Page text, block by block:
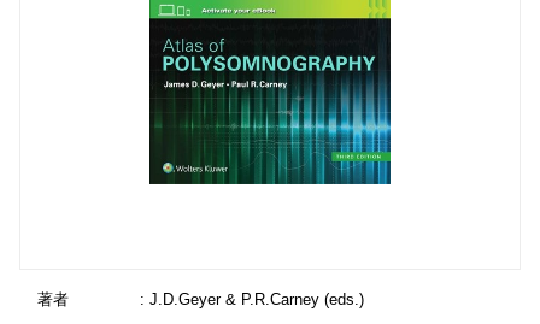
著者
: J.D.Geyer & P.R.Carney (eds.)